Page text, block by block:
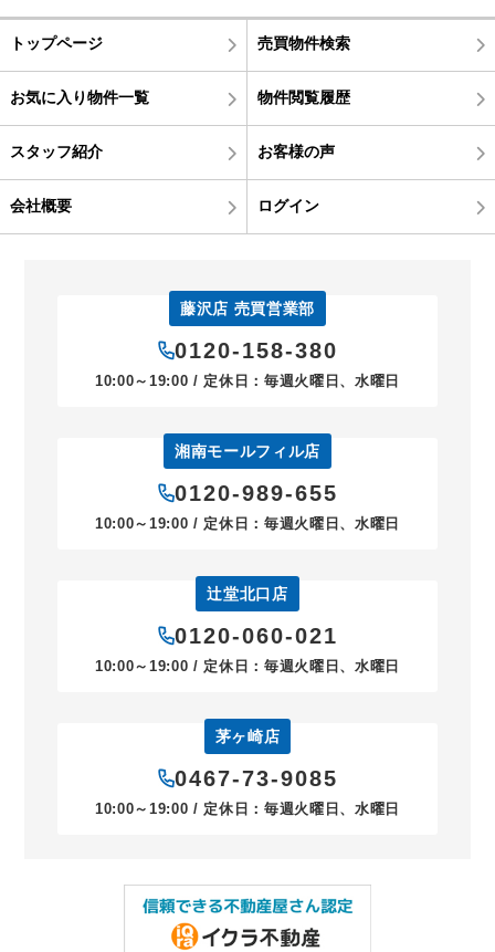
トップページ 売買物件検索
お気に入り物件一覧 物件閲覧履歴
スタッフ紹介 お客様の声
会社概要 ログイン
藤沢店 売買営業部
0120-158-380
10:00～19:00 / 定休日：毎週火曜日、水曜日
湘南モールフィル店
0120-989-655
10:00～19:00 / 定休日：毎週火曜日、水曜日
辻堂北口店
0120-060-021
10:00～19:00 / 定休日：毎週火曜日、水曜日
茅ヶ崎店
0467-73-9085
10:00～19:00 / 定休日：毎週火曜日、水曜日